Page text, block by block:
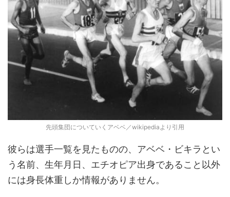
先頭集団についていくアベベ／wikipediaより引用
彼らは選手一覧を見たものの、アベベ・ビキラとい
う名前、生年月日、エチオピア出身であること以外
には身長体重しか情報がありません。